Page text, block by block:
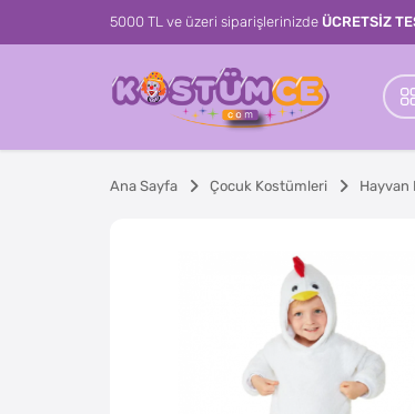
5000 TL ve üzeri siparişlerinizde ÜCRETSİZ
Ana Sayfa Çocuk Kostümleri Hayvan